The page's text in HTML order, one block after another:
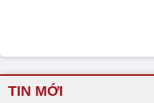
TIN MỚI